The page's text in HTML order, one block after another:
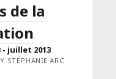
de la
- juillet 2013
STÉPHANIE ARC